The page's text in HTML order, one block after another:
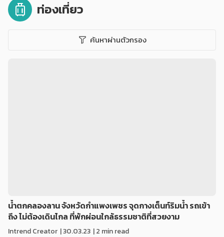
ท่องเที่ยว
ค้นหาผ่านตัวกรอง
น้ำตกคลองลาน จังหวัดกำแพงเพชร จุดกางเต็นท์ริมน้ำ รถเข้า
ถึง ไม่ต้องเดินไกล ที่พักผ่อนใกล้ธรรมชาติที่สวยงาม
Intrend Creator |30.03.23 | 2 min read